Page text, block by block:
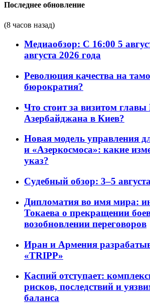
Последнее обновление
(8 часов назад)
Медиаобзор: С 16:00 5
августа 2026 года
Революция качества на
бюрократия?
Что стоит за визитом
Азербайджана в Киев?
Новая модель управления
и «Азеркосмоса»: какие
указ?
Судебный обзор: 3–5
Дипломатия во имя мира:
Токаева о прекращении
возобновлении переговоров
Иран и Армения
«TRIPP»
Каспий отступает:
рисков, последствий и
баланса